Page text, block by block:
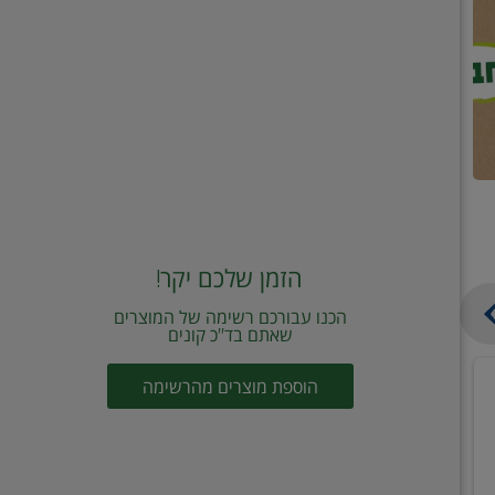
הזמן שלכם יקר!
הכנו עבורכם רשימה של המוצרים
שאתם בד"כ קונים
הוספת מוצרים מהרשימה